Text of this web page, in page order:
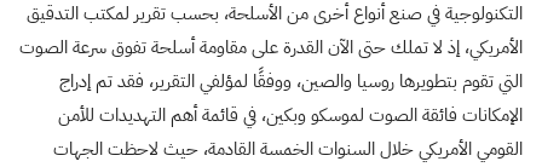
التكنولوجية في صنع أنواع أخرى من الأسلحة، بحسب تقرير لمكتب التدقيق
الأمريكي، إذ لا تملك حتى الآن القدرة على مقاومة أسلحة تفوق سرعة الصوت
التي تقوم بتطويرها روسيا والصين، ووفقًا لمؤلفي التقرير، فقد تم إدراج
الإمكانات فائقة الصوت لموسكو وبكين، في قائمة أهم التهديدات للأمن
القومي الأمريكي خلال السنوات الخمسة القادمة، حيث لاحظت الجهات